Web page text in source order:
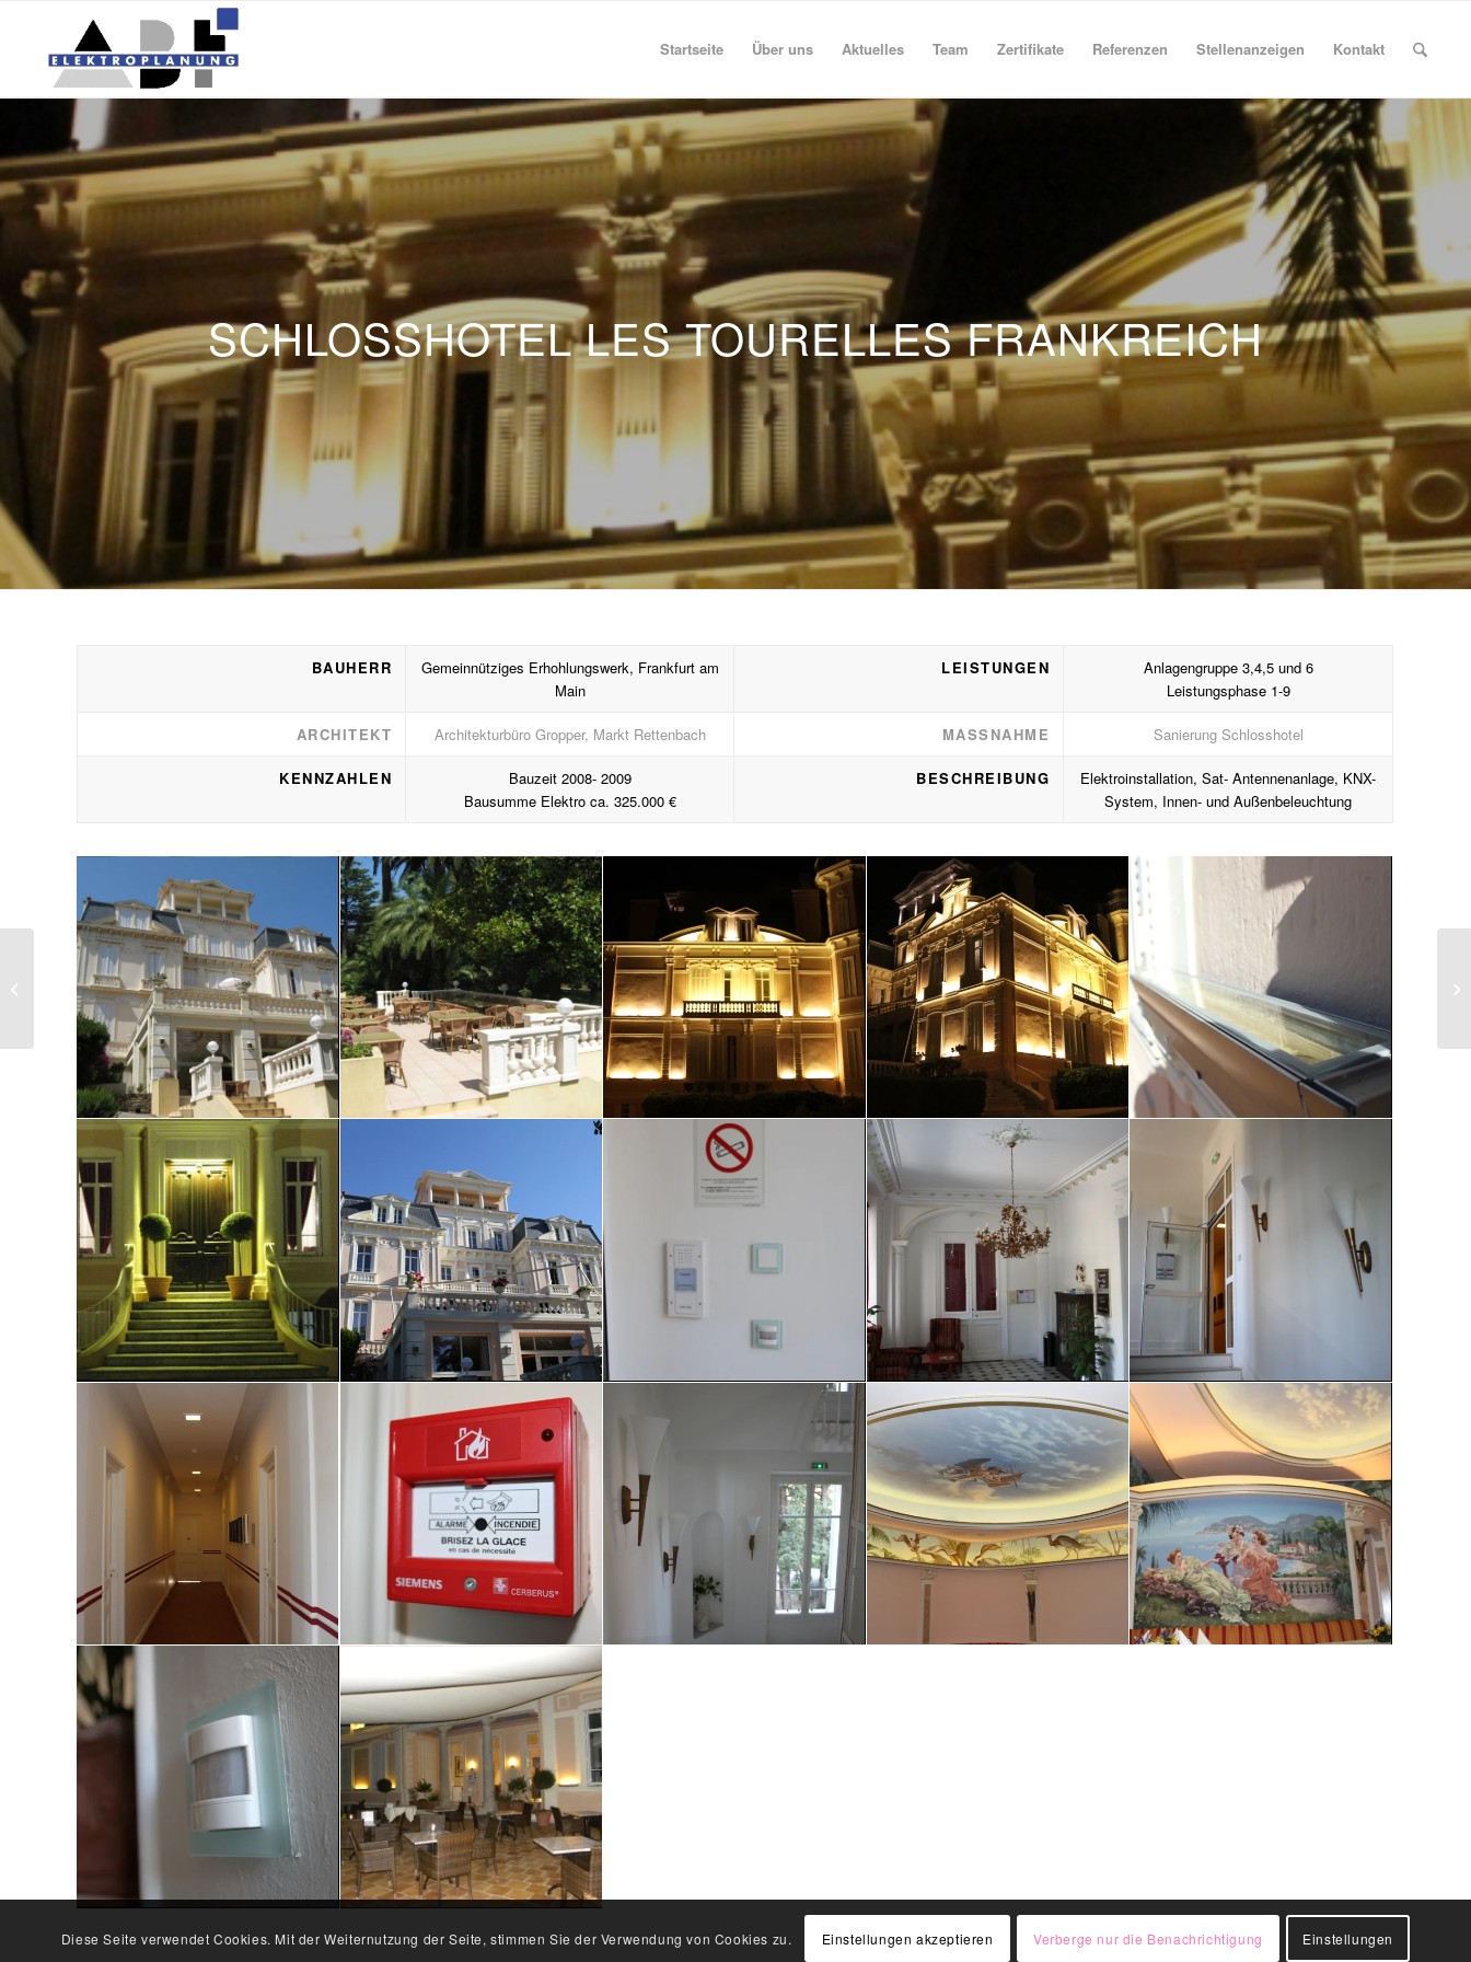
Startseite Über uns Aktuelles Team Zertifikate Referenzen Stellenanzeigen Kontakt
SCHLOSSHOTEL LES TOURELLES FRANKREICH
BAUHERR
Gemeinnütziges Erhohlungswerk, Frankfurt am
Main
LEISTUNGEN
Anlagengruppe 3,4,5 und 6
Leistungsphase 1-9
ARCHITEKT Architekturbüro Gropper, Markt Rettenbach MASSNAHME Sanierung Schlosshotel
KENNZAHLEN
Bauzeit 2008- 2009
Bausumme Elektro ca. 325.000 €
BESCHREIBUNG
Elektroinstallation, Sat- Antennenanlage, KNX-
System, Innen- und Außenbeleuchtung
Wohn- und
Geschäftshaus Lindau
Diese Seite verwendet Cookies. Mit der Weiternutzung der Seite, stimmen Sie der Verwendung von Cookies zu. Einstellungen akzeptieren Verberge nur die Benachrichtigung Einstellungen